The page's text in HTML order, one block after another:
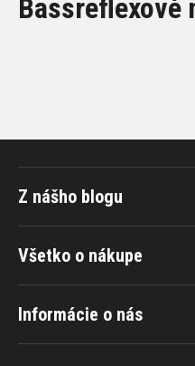
Bassreflexové
Všetko o nákupe
Informácie o nás
Z nášho blogu